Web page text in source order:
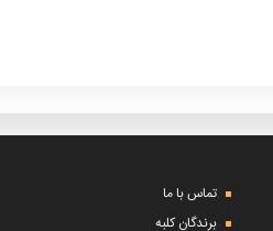
تماس با ما
برندگان کلبه